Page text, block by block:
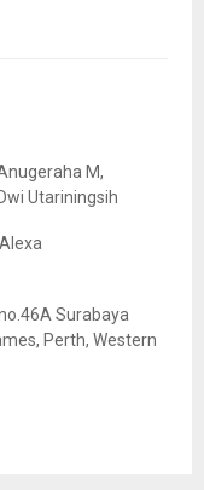
M,
Utariningsih
Surabaya
Perth, Western